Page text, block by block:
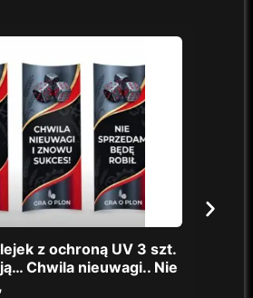
z ochroną UV 3 szt.
Chwila nieuwagi.. Nie